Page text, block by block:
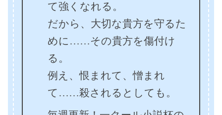
て強くなれる。
だから、大切な貴方を守るた
めに……その貴方を傷付け
る。
例え、恨まれて、憎まれ
て……殺されるとしても。